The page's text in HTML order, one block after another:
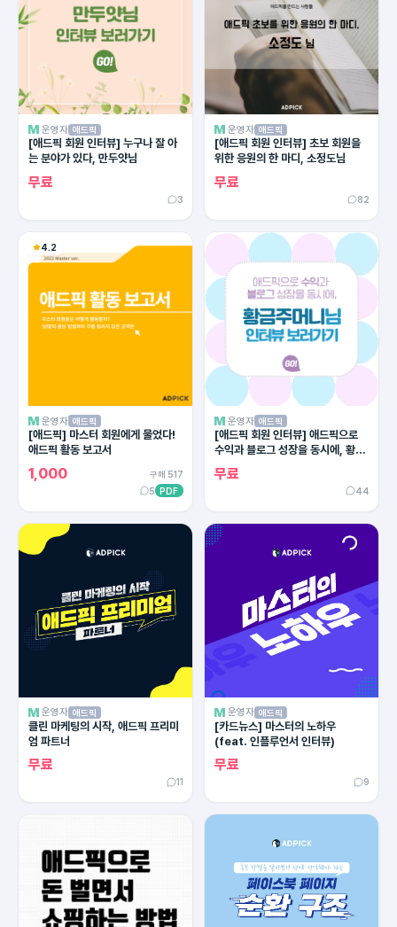
운영자 애드픽
[애드픽 회원 인터뷰] 누구나 잘 아
는 분야가 있다, 만두얏님
무료
3
운영자 애드픽
[애드픽 회원 인터뷰] 초보 회원을
위한 응원의 한 마디, 소정도님
무료
82
4.2
운영자 애드픽
[애드픽] 마스터 회원에게 물었다!
애드픽 활동 보고서
1,000
구매 517
5 PDF
운영자 애드픽
[애드픽 회원 인터뷰] 애드픽으로
수익과 블로그 성장을 동시에, 황금
무료
44
운영자 애드픽
클린 마케팅의 시작, 애드픽 프리미
엄 파트너
무료
11
운영자 애드픽
[카드뉴스] 마스터의 노하우
(feat. 인플루언서 인터뷰)
무료
9